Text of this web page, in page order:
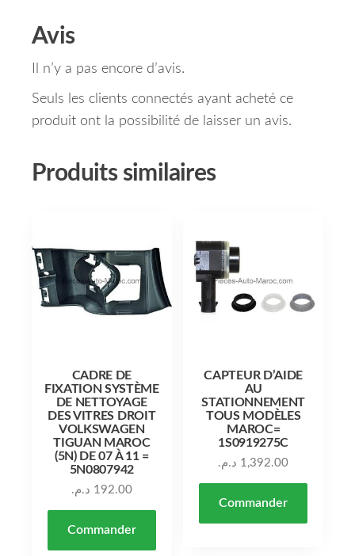
Avis
Il n’y a pas encore d’avis.
Seuls les clients connectés ayant acheté ce
produit ont la possibilité de laisser un avis.
Produits similaires
CADRE DE
FIXATION SYSTÈME
DE NETTOYAGE
DES VITRES DROIT
VOLKSWAGEN
TIGUAN MAROC
(5N) DE 07 À 11 =
5N0807942
192.00 د.م.
Commander
CAPTEUR D’AIDE
AU
STATIONNEMENT
TOUS MODÈLES
MAROC=
1S0919275C
1,392.00 د.م.
Commander